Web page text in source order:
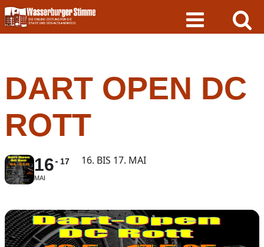
Skip
to
content
DART OPEN DC
ROTT
16
MAI
17 16. BIS 17. MAI